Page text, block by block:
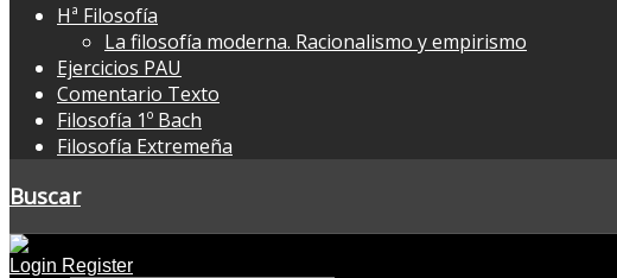
Hª Filosofía
La filosofía moderna. Racionalismo y empirismo
Ejercicios PAU
Comentario Texto
Filosofía 1º Bach
Filosofía Extremeña
Buscar
Login Register